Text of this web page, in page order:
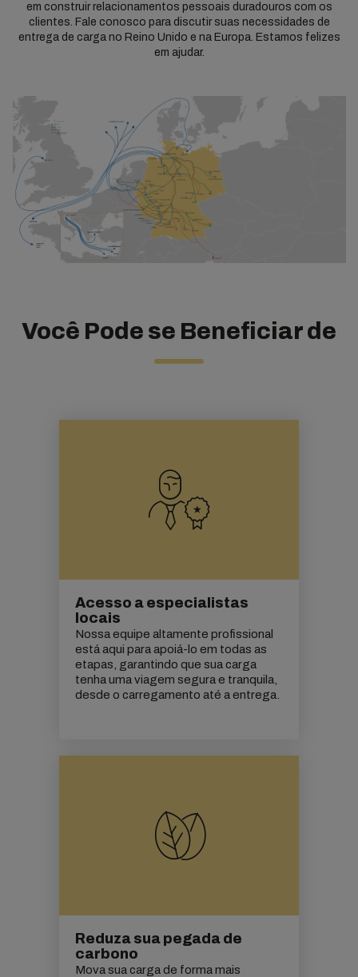
em construir relacionamentos pessoais duradouros com os
clientes. Fale conosco para discutir suas necessidades de
entrega de carga no Reino Unido e na Europa. Estamos felizes
em ajudar.
Você Pode se Beneficiar de
Acesso a especialistas
locais
Nossa equipe altamente profissional
está aqui para apoiá-lo em todas as
etapas, garantindo que sua carga
tenha uma viagem segura e tranquila,
desde o carregamento até a entrega.
Reduza sua pegada de
carbono
Mova sua carga de forma mais